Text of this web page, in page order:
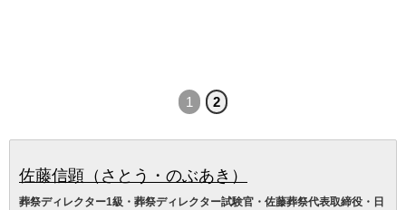
1 2
佐藤信顕（さとう・のぶあき）
葬祭ディレクター1級・葬祭ディレクター試験官・佐藤葬祭代表取締役・日